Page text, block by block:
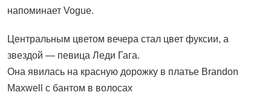
напоминает Vogue.
Центральным цветом вечера стал цвет фуксии, а
звездой — певица Леди Гага.
Она явилась на красную дорожку в платье Brandon
Maxwell с бантом в волосах